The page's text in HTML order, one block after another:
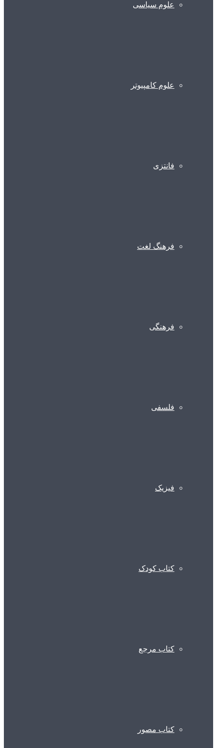
علوم سیاسی
علوم کامپیوتر
فانتزی
فرهنگ لغت
فرهنگی
فلسفی
فیزیک
کتاب کودک
کتاب مرجع
کتاب مصور